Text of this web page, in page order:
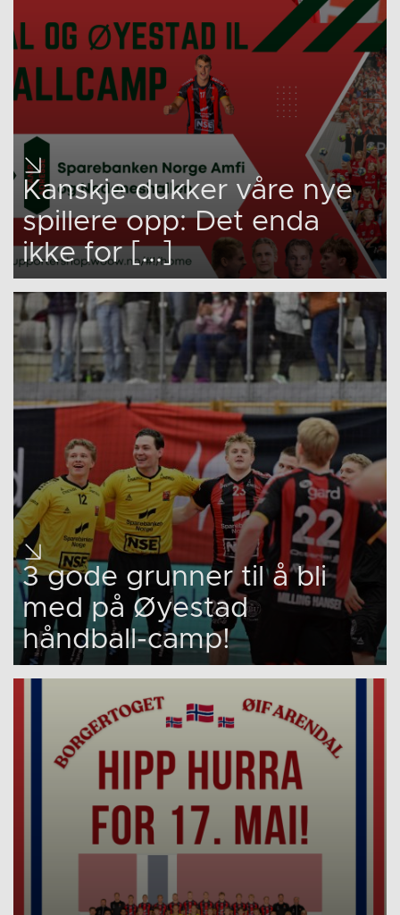
Kanskje dukker våre nye
spillere opp: Det enda
ikke for [...]
3 gode grunner til å bli
med på Øyestad
håndball-camp!